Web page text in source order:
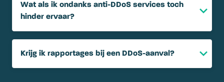
Wat als ik ondanks anti-DDoS services toch
hinder ervaar?
Krijg ik rapportages bij een DDoS-aanval?